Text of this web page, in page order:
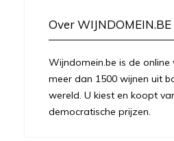
Over WIJNDOMEIN.BE
Wijndomein.be is de online
meer dan 1500 wijnen uit
wereld. U kiest en koopt
democratische prijzen.